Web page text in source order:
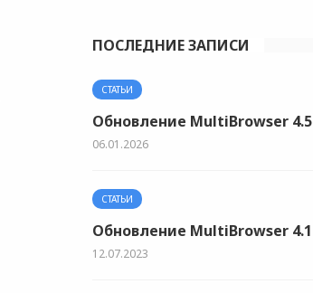
ПОСЛЕДНИЕ ЗАПИСИ
СТАТЬИ
Обновление MultiBrowser 4.5
06.01.2026
СТАТЬИ
Обновление MultiBrowser 4.1
12.07.2023